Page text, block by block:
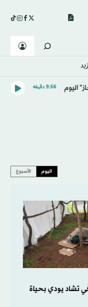
اليوم 9:56 دقيقه
اليوم الأسبوع
تشاد يودي بحياة